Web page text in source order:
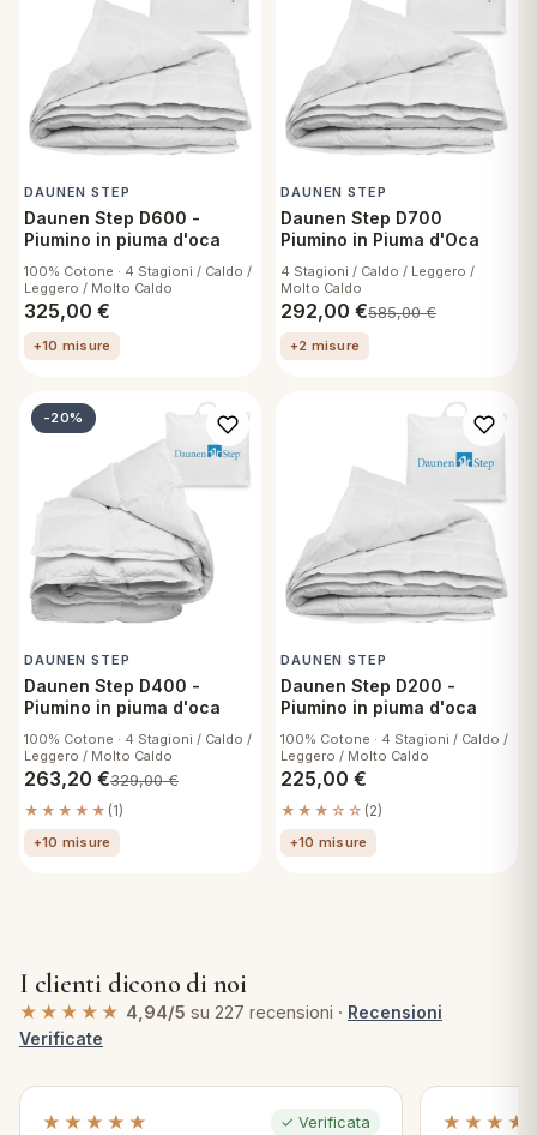
DAUNEN STEP
Daunen Step D600 -
Piumino in piuma d'oca
100% Cotone · 4 Stagioni / Caldo /
Leggero / Molto Caldo
325,00 €
+10 misure
DAUNEN STEP
Daunen Step D700
Piumino in Piuma d'Oca
4 Stagioni / Caldo / Leggero /
Molto Caldo
292,00 €585,00€
+2 misure
-20%
DAUNEN STEP
Daunen Step D400 -
Piumino in piuma d'oca
100% Cotone · 4 Stagioni / Caldo /
Leggero / Molto Caldo
263,20 €329,00€
★★★★★ (1)
+10 misure
DAUNEN STEP
Daunen Step D200 -
Piumino in piuma d'oca
100% Cotone · 4 Stagioni / Caldo /
Leggero / Molto Caldo
225,00 €
★★★☆☆ (2)
+10 misure
I clienti dicono di noi
★★★★★ 4,94/5 su 227 recensioni · Recensioni
Verificate
★★★★★ ✓ Verificata